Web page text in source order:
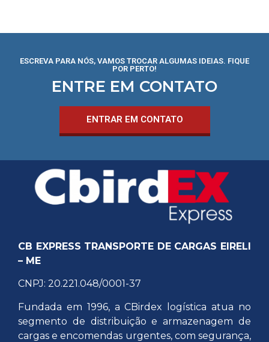
ESCREVA PARA NÓS, VAMOS TROCAR ALGUMAS IDEIAS. FIQUE
POR PERTO!
ENTRE EM CONTATO
ENTRAR EM CONTATO
CB EXPRESS TRANSPORTE DE CARGAS EIRELI
– ME
CNPJ: 20.221.048/0001-37
Fundada em 1996, a CBirdex logística atua no
segmento de distribuição e armazenagem de
cargas e encomendas urgentes, com segurança,